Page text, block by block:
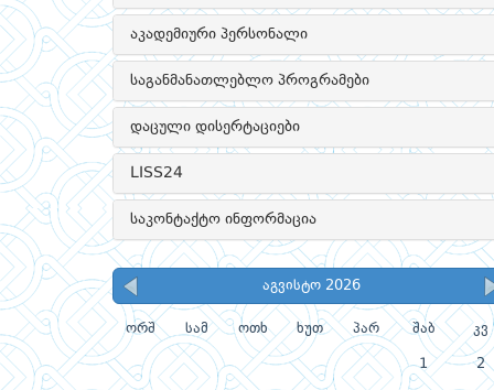
აკადემიური პერსონალი
საგანმანათლებლო პროგრამები
დაცული დისერტაციები
LISS24
საკონტაქტო ინფორმაცია
აგვისტო 2026
ორშ სამ ოთხ ხუთ პარ შაბ კვ
1 2